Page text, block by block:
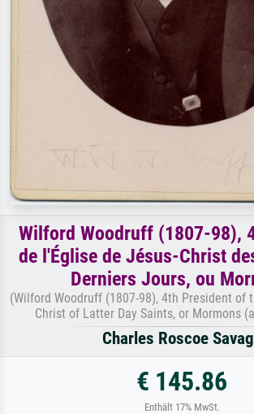
Wilford Woodruff (1807-98),
de l'Église de Jésus-Christ
Derniers Jours, ou
(Wilford Woodruff (1807-98), 4th President of
Christ of Latter Day Saints, or Mormons
Charles Roscoe
€ 145.86
Enthält 17% MwSt.